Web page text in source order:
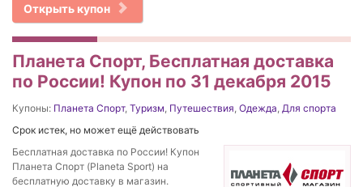
Открыть купон
Планета Спорт, Бесплатная доставка
по России! Купон по 31 декабря 2015
Купоны: Планета Спорт, Туризм Путешествия Одежда Для спорта
Срок истек, но может ещё действовать
Бесплатная доставка по России! Купон
Планета Спорт (Planeta Sport) на
бесплатную доставку в магазин.